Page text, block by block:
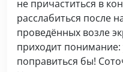
не причаститься в
расслабиться после
проведённых возле
приходит понимание:
поправиться бы!